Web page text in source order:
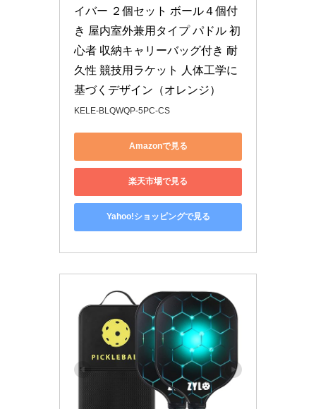
イバー ２個セット ボール４個付
き 屋内室外兼用タイプ パドル 初
心者 収納キャリーバッグ付き 耐
久性 競技用ラケット 人体工学に
基づくデザイン（オレンジ）
KELE-BLQWQP-5PC-CS
Amazonで見る
楽天市場で見る
Yahoo!ショッピングで見る